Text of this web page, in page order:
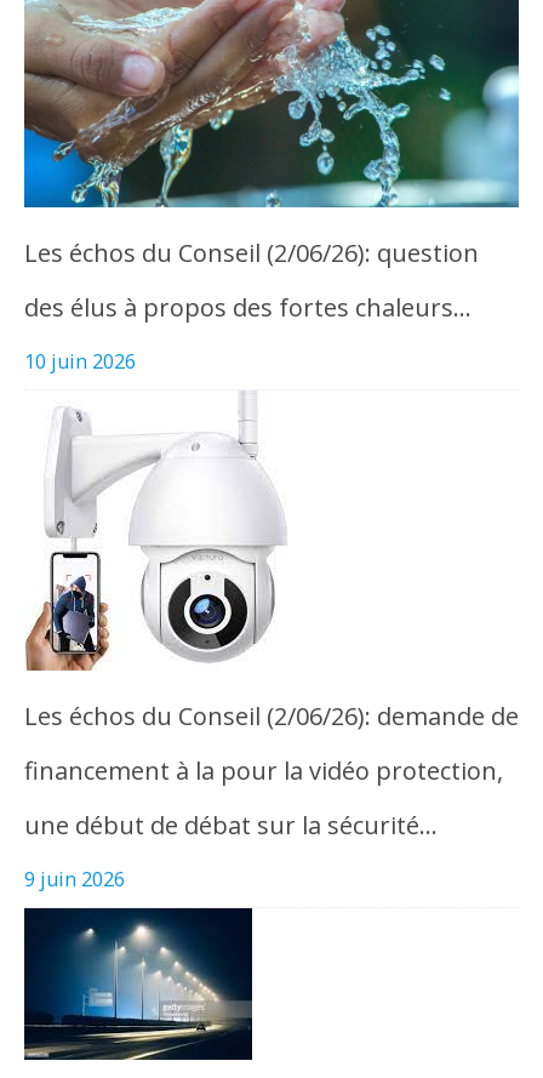
Les échos du Conseil (2/06/26): question
des élus à propos des fortes chaleurs…
10 juin 2026
Les échos du Conseil (2/06/26): demande de
financement à la pour la vidéo protection,
une début de débat sur la sécurité…
9 juin 2026